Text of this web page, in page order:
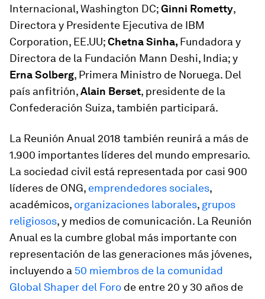
Internacional, Washington DC;Ginni Rometty,
Directora y Presidente Ejecutiva de IBM
Corporation, EE.UU;Chetna Sinha, Fundadora y
Directora de la Fundación Mann Deshi, India; y
Erna Solberg, Primera Ministro de Noruega. Del
país anfitrión,Alain Berset, presidente de la
Confederación Suiza, también participará.
La Reunión Anual 2018 también reunirá a más de
1.900 importantes líderes del mundo empresario.
La sociedad civil está representada por casi 900
líderes de ONG, emprendedores sociales,
académicos, organizaciones laborales, grupos
religiosos, y medios de comunicación. La Reunión
Anual es la cumbre global más importante con
representación de las generaciones más jóvenes,
incluyendo a 50 miembros de la comunidad
Global Shaper del Foro de entre 20 y 30 años de